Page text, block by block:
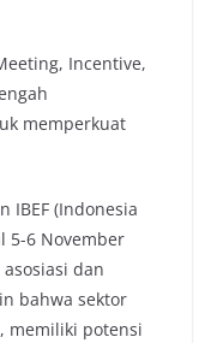
Incentive,
memperkuat
IBEF (Indonesia
5-6 November
dan
bahwa sektor
memiliki potensi